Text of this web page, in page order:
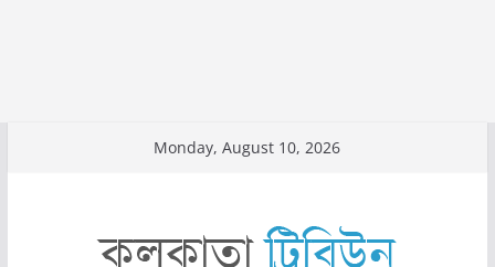
Monday, August 10, 2026